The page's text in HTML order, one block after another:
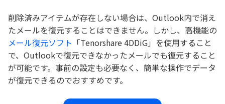
削除済みアイテムが存在しない場合は、Outlook内で消え
たメールを復元することはできません。しかし、高機能の
メール復元ソフト 「Tenorshare 4DDiG」を使用すること
で、Outlookで復元できなかったメールでも復元すること
が可能です。事前の設定も必要なく、簡単な操作でデータ
が復元できるのでおすすめです。